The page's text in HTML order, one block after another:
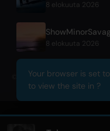
8 elokuuta 2026
8 elokuuta 2026
© 2026 OnlyHit. All rights
Your browser is set
to view the site in ?